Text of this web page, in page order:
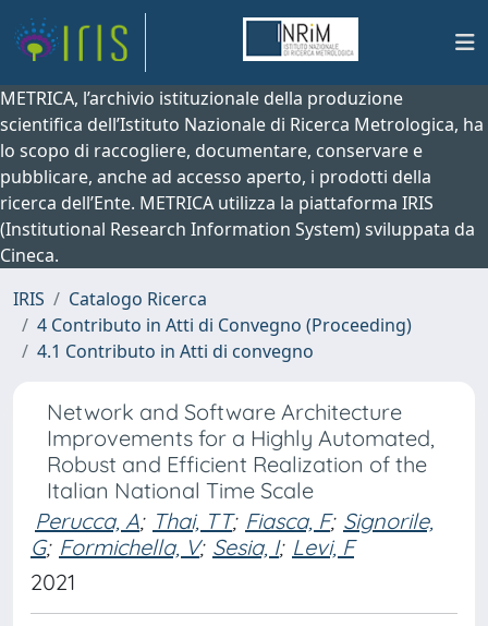
METRICA, l’archivio istituzionale della produzione
scientifica dell’Istituto Nazionale di Ricerca Metrologica, ha
lo scopo di raccogliere, documentare, conservare e
pubblicare, anche ad accesso aperto, i prodotti della
ricerca dell’Ente. METRICA utilizza la piattaforma IRIS
(Institutional Research Information System) sviluppata da
Cineca.
IRIS
Catalogo Ricerca
4 Contributo in Atti di Convegno (Proceeding)
4.1 Contributo in Atti di convegno
Network and Software Architecture
Improvements for a Highly Automated,
Robust and Efficient Realization of the
Italian National Time Scale
Perucca, A; Thai, TT; Fiasca, F; Signorile,
G; Formichella, V; Sesia, I; Levi, F
2021